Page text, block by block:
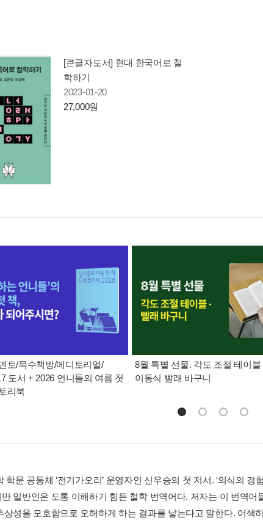
[큰글자도서] 현대 한국어로 철
학하기
2023-01-20
27,000원
토/목수책방/에디토리얼/
도서 + 2026 언니들의 여름 첫
리북
8월 특별 선물. 각도 조절 테이블
이동식 빨래 바구니
학문 공동체 ‘전기가오리’ 운영자인 신우승의 첫 저서. ‘의식의 경
일반인은 도통 이해하기 힘든 철학 번역어다. 저자는 이 번역
상성을 모호함으로 오해하게 하는 결과를 낳는다고 말한다. 어색